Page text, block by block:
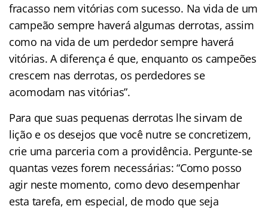
fracasso nem vitórias com sucesso. Na vida de um
campeão sempre haverá algumas derrotas, assim
como na vida de um perdedor sempre haverá
vitórias. A diferença é que, enquanto os campeões
crescem nas derrotas, os perdedores se
acomodam nas vitórias”.
Para que suas pequenas derrotas lhe sirvam de
lição e os desejos que você nutre se concretizem,
crie uma parceria com a providência. Pergunte-se
quantas vezes forem necessárias: “Como posso
agir neste momento, como devo desempenhar
esta tarefa, em especial, de modo que seja